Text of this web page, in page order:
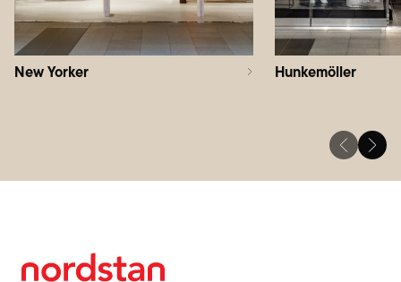
New Yorker Hunkemöller